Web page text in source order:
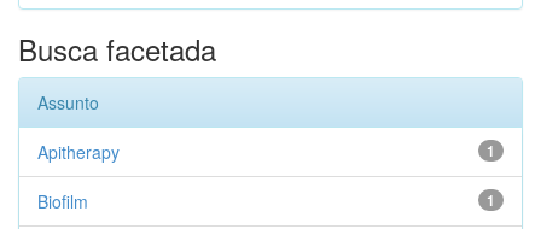
Busca facetada
Assunto
1
Apitherapy
1
Biofilm